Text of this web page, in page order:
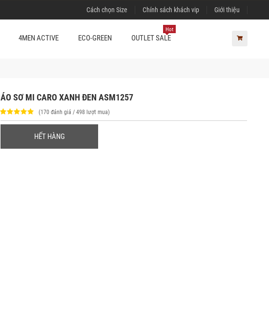
Cách chọn Size Chính sách khách vip Giới thiệu
4MEN ACTIVE ECO-GREEN OUTLET SALE
Hot
ÁO SƠ MI CARO XANH ĐEN ASM1257
(170 đánh giá / 498 lượt mua)
HẾT HÀNG